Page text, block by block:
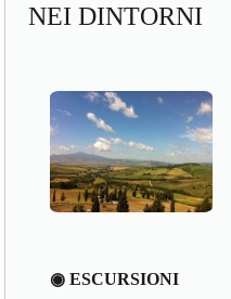
NEI DINTORNI
◉ ESCURSIONI